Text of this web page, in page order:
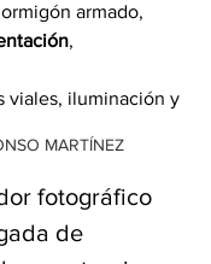
MARTÍNEZ
armado,
,
viales, iluminación y
fotográfico
de